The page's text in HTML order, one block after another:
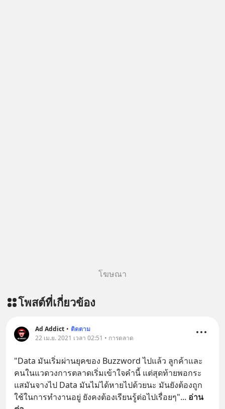
โฆษณา
โพสต์ที่เกี่ยวข้อง
Ad Addict • ติดตาม
22 เม.ย. 2021 เวลา 02:51 • การตลาด
"Data มันเริ่มผ่านยุคของ Buzzword ไปแล้ว ลูกค้าและ
คนในแวดวงการตลาดเริ่มเข้าใจคำนี้ แต่สุดท้ายพอกระ
แสมันจางไป Data มันไม่ได้หายไปด้วยนะ มันยังต้องถูก
ใช้ในการทำงานอยู่ ยังคงต้องเรียนรู้ต่อไปเรื่อยๆ"... อ่าน